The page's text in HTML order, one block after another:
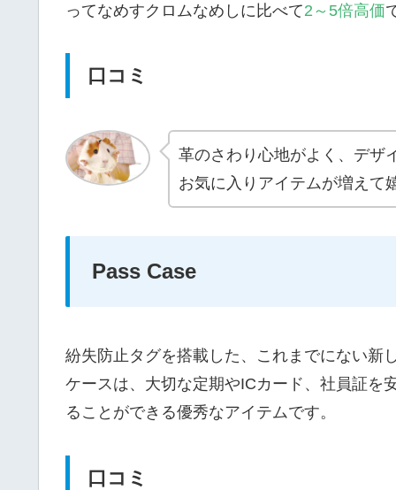
ってなめすクロムなめしに比べて2～5倍高価
口コミ
革のさわり心地がよく、デザ
お気に入りアイテムが増えて
Pass Case
紛失防止タグを搭載した、これまでにない新
ケースは、大切な定期やICカード、社員証を
ることができる優秀なアイテムです。
口コミ